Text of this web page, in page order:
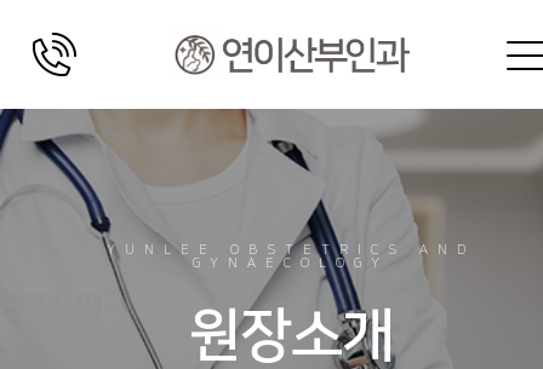
YUNLEE OBSTETRICS AND
GYNAECOLOGY
원장소개